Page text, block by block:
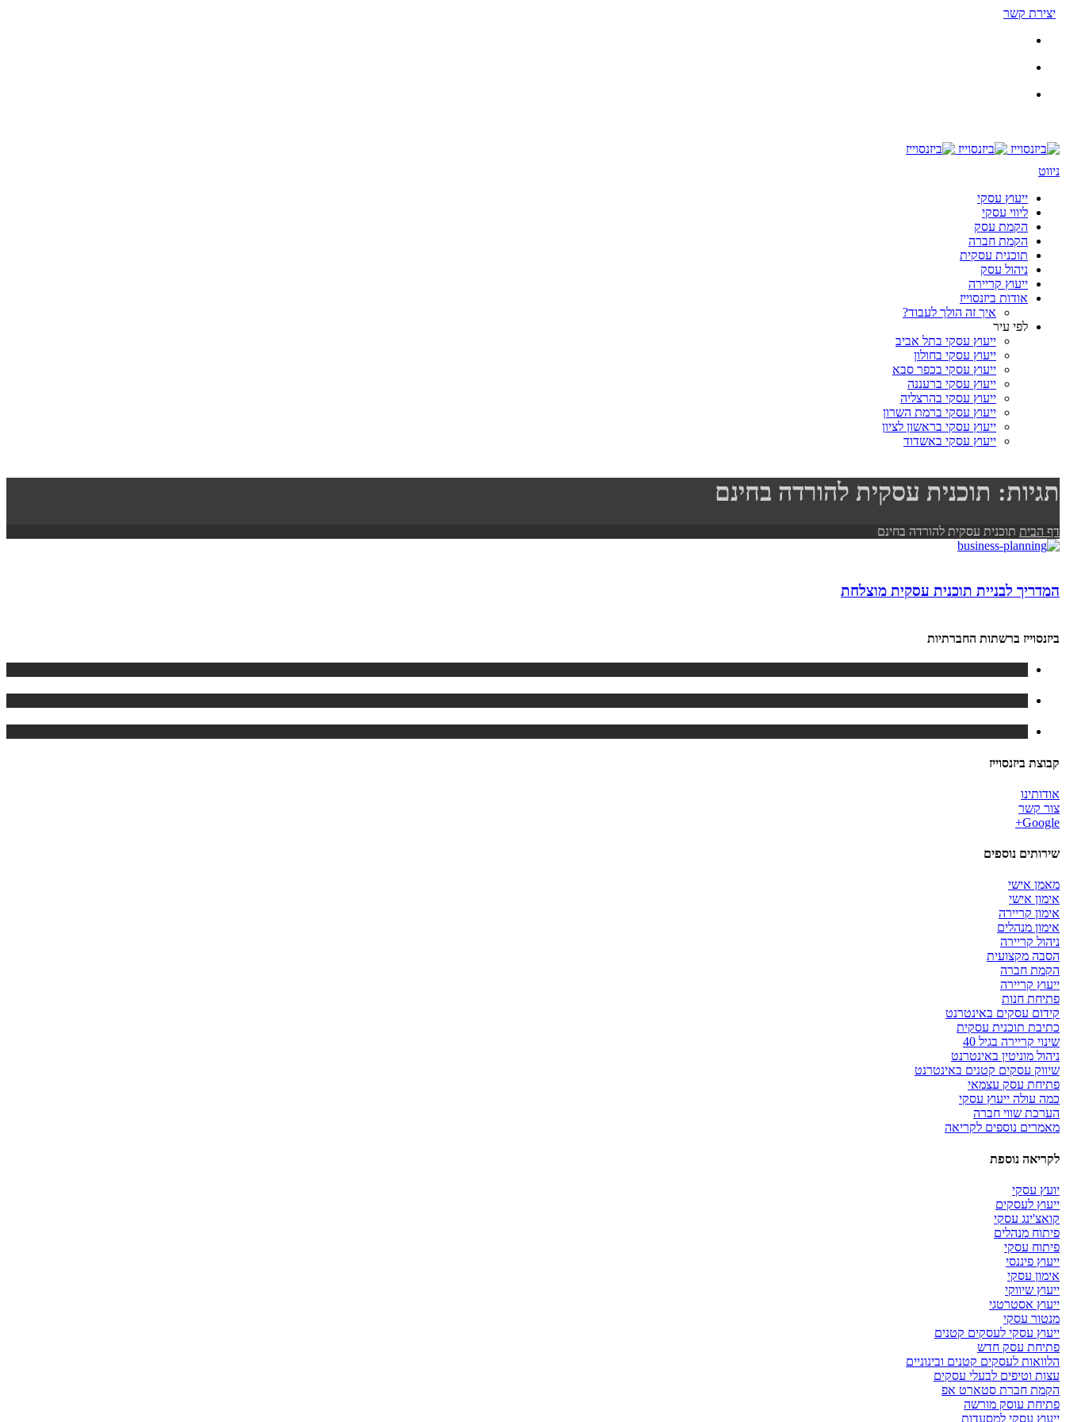
יצירת קשר
ניווט
ייעוץ עסקי
ליווי עסקי
הקמת עסק
הקמת חברה
תוכנית עסקית
ניהול עסק
ייעוץ קריירה
אודות ביזנסוייז
איך זה הולך לעבוד?
לפי עיר
ייעוץ עסקי בתל אביב
ייעוץ עסקי בחולון
ייעוץ עסקי בכפר סבא
ייעוץ עסקי ברעננה
ייעוץ עסקי בהרצליה
ייעוץ עסקי ברמת השרון
ייעוץ עסקי בראשון לציון
ייעוץ עסקי באשדוד
תגיות: תוכנית עסקית להורדה בחינם
דף הבית תוכנית עסקית להורדה בחינם
המדריך לבניית תוכנית עסקית מוצלחת
ביזנסוייז ברשתות החברתיות
קבוצת ביזנסוייז
אודותינו
צור קשר
Google+
שירותים נוספים
מאמן אישי
אימון אישי
אימון קריירה
אימון מנהלים
ניהול קריירה
הסבה מקצועית
הקמת חברה
ייעוץ קריירה
פתיחת חנות
קידום עסקים באינטרנט
כתיבת תוכנית עסקית
שינוי קריירה בגיל 40
ניהול מוניטין באינטרנט
שיווק עסקים קטנים באינטרנט
פתיחת עסק עצמאי
כמה עולה ייעוץ עסקי
הערכת שווי חברה
מאמרים נוספים לקריאה
לקריאה נוספת
יועץ עסקי
ייעוץ לעסקים
קואצ'ינג עסקי
פיתוח מנהלים
פיתוח עסקי
ייעוץ פיננסי
אימון עסקי
ייעוץ שיווקי
ייעוץ אסטרטגי
מנטור עסקי
ייעוץ עסקי לעסקים קטנים
פתיחת עסק חדש
הלוואות לעסקים קטנים ובינוניים
עצות וטיפים לבעלי עסקים
הקמת חברת סטארט אפ
פתיחת עוסק מורשה
ייעוץ עסקי למסעדות